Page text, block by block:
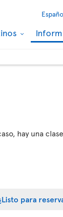
hay una
para